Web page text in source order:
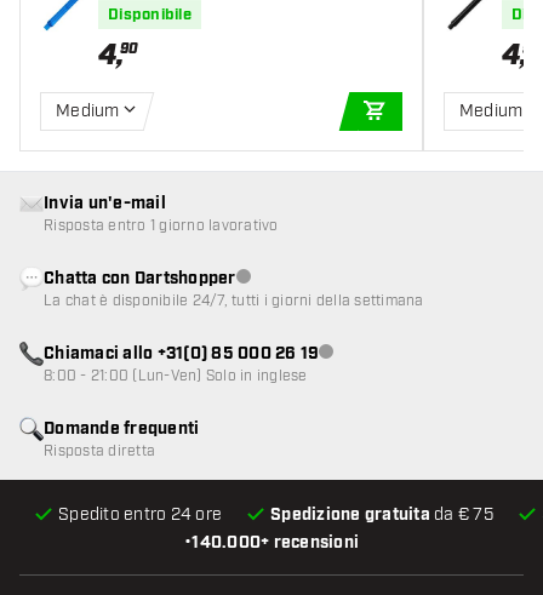
Astiness Aqua
Disponibile
4,90
Medium
AGGIUNGI AL
4,90
Medium
•140.000+ recensioni
Spedito entro 24 ore Spedizione gratuita da € 75
Domande frequenti
Risposta diretta
Invia un'e-mail
Risposta entro 1 giorno lavorativo
Chatta con DartshopperServizio clienti non disponibile
La chat è disponibile 24/7, tutti i giorni della settimana
Chiamaci allo +31(0) 85 000 26 19Servizio clienti non disponibile
8:00 - 21:00 (Lun-Ven) Solo in inglese